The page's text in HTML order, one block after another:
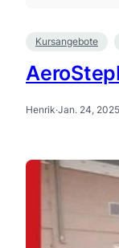
Kursangebote
Henrik·Jan. 24, 2025